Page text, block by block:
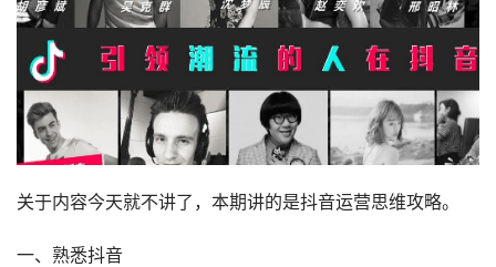
关于内容今天就不讲了，本期讲的是抖音运营思维攻略。
一、熟悉抖音